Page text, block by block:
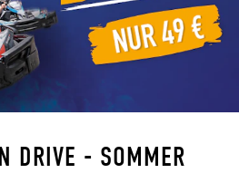
DRIVE - SOMMER